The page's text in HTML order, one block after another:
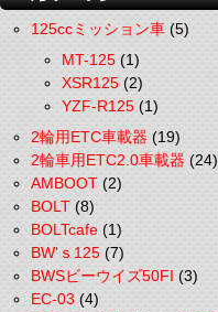
125ccミッション車(5)
MT-125(1)
XSR125(2)
YZF-R125(1)
2輪用ETC車載器(19)
2輪車用ETC2.0車載器(24)
AMBOOT(2)
BOLT(8)
BOLTcafe(1)
BW'ｓ125(7)
BWSビーウイズ50FI(3)
EC-03(4)